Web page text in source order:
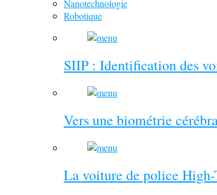
Nanotechnologie
Robotique
SIIP : Identification des
Vers une biométrie
La voiture de police